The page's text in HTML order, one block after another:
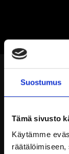
Suostumus
Tämä sivusto
Käytämme